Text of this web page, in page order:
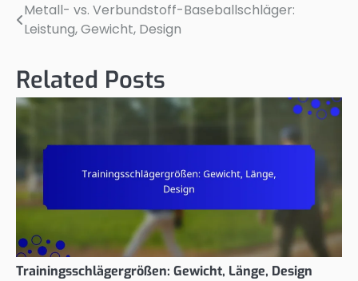
Post
navigation
Metall- vs. Verbundstoff-Baseballschläger:
Leistung, Gewicht, Design
Related Posts
Trainingsschlägergrößen: Gewicht, Länge, Design